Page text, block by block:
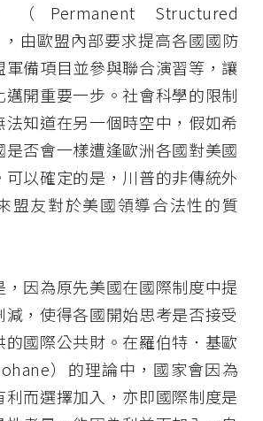
Permanent Structured
由歐盟內部要求提高各國國防
軍備項目並參與聯合演習等，讓
開重要一步。社會科學的限制
法知道在另一個時空中，假如希
否會一樣遭逢歐洲各國對美國
可以確定的是，川普的非傳統外
盟友對於美國領導合法性的質
，因為原先美國在國際制度中提
，使得各國開始思考是否接受
的國際公共財。在羅伯特．基歐
）的理論中，國家會因為
利而選擇加入，亦即國際制度是